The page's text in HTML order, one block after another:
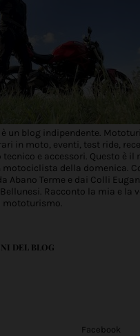
un blog indipendente.
in moto, eventi, test ride,
e accessori. Questo è il
motociclista della domenica.
Abano Terme e dai Colli
Racconto la mia e la
mototurismo.
DEL BLOG
Facebook